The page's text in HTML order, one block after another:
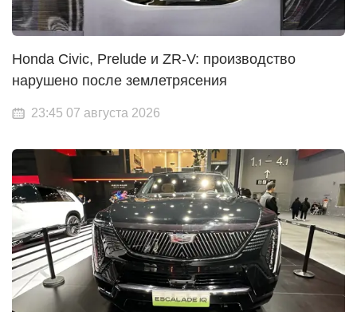
Honda Civic, Prelude и ZR-V: производство
нарушено после землетрясения
23:45 07 августа 2026